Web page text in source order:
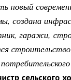
новый
создана
гаражи,
сельского